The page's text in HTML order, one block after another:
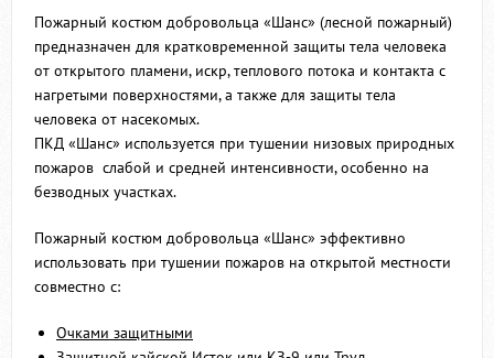
Пожарный костюм добровольца «Шанс» (лесной пожарный)
предназначен для кратковременной защиты тела человека
от открытого пламени, искр, теплового потока и контакта с
нагретыми поверхностями, а также для защиты тела
человека от насекомых.
ПКД «Шанс» используется при тушении низовых природных
пожаров слабой и средней интенсивности, особенно на
безводных участках.
Пожарный костюм добровольца «Шанс» эффективно
использовать при тушении пожаров на открытой местности
совместно с:
Очками защитными